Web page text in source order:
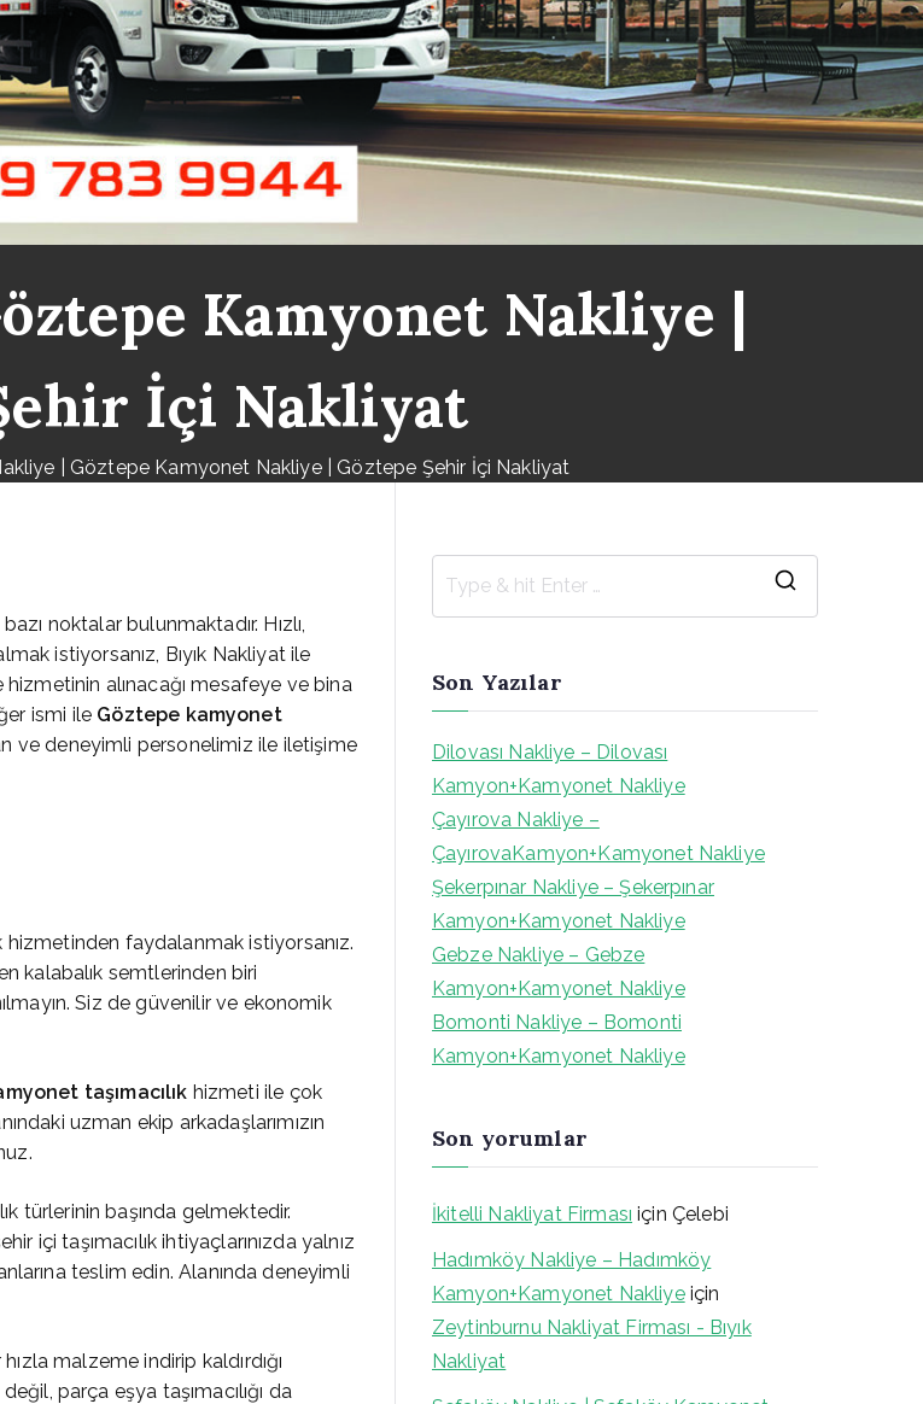
Kamyonet Nakliye |
İçi Nakliyat
| Göztepe Kamyonet Nakliye | Göztepe Şehir İçi Nakliyat
noktalar bulunmaktadır. Hızlı,
istiyorsanız, Bıyık Nakliyat ile
hizmetinin alınacağı mesafeye ve bina
ismi ile Göztepe kamyonet
ve deneyimli personelimiz ile iletişime
hizmetinden faydalanmak istiyorsanız.
kalabalık semtlerinden biri
Siz de güvenilir ve ekonomik
taşımacılık hizmeti ile çok
uzman ekip arkadaşlarımızın
türlerinin başında gelmektedir.
içi taşımacılık ihtiyaçlarınızda yalnız
teslim edin. Alanında deneyimli
malzeme indirip kaldırdığı
parça eşya taşımacılığı da
Son Yazılar
Dilovası Nakliye – Dilovası
Kamyon+Kamyonet Nakliye
Çayırova Nakliye –
ÇayırovaKamyon+Kamyonet Nakliye
Şekerpınar Nakliye – Şekerpınar
Kamyon+Kamyonet Nakliye
Gebze Nakliye – Gebze
Kamyon+Kamyonet Nakliye
Bomonti Nakliye – Bomonti
Kamyon+Kamyonet Nakliye
Son yorumlar
İkitelli Nakliyat Firması için Çelebi
Hadımköy Nakliye – Hadımköy
Kamyon+Kamyonet Nakliyeiçin
Zeytinburnu Nakliyat Firması - Bıyık
Nakliyat